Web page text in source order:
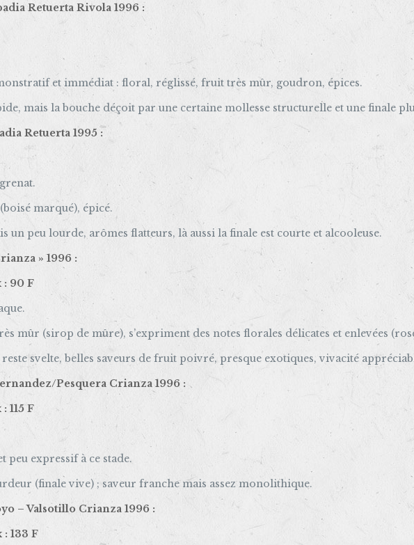
Retuerta Rivola 1996 :
et immédiat : floral, réglissé, fruit très mûr, goudron, épices.
mais la bouche déçoit par une certaine mollesse structurelle et une finale
Retuerta 1995 :
marqué), épicé.
un peu lourde, arômes flatteurs, là aussi la finale est courte et alcooleuse.
» 1996 :
: 90 F
mûr (sirop de mûre), s’expriment des notes florales délicates et enlevées
svelte, belles saveurs de fruit poivré, presque exotiques, vivacité
Pesquera Crianza 1996 :
115 F
peu expressif à ce stade.
(finale vive) ; saveur franche mais assez monolithique.
– Valsotillo Crianza 1996 :
133 F